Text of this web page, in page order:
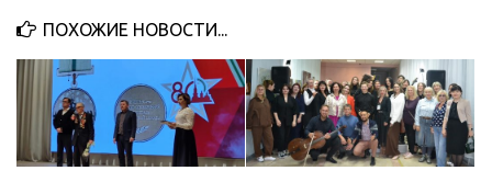
ПОХОЖИЕ НОВОСТИ...